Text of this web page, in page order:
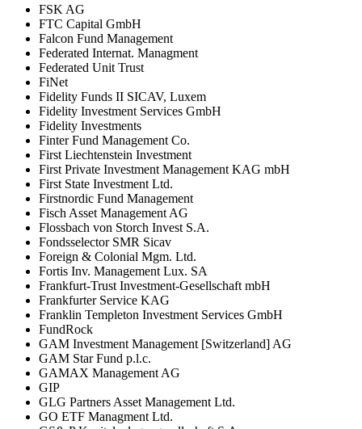
FSK AG
FTC Capital GmbH
Falcon Fund Management
Federated Internat. Managment
Federated Unit Trust
FiNet
Fidelity Funds II SICAV, Luxem
Fidelity Investment Services GmbH
Fidelity Investments
Finter Fund Management Co.
First Liechtenstein Investment
First Private Investment Management KAG mbH
First State Investment Ltd.
Firstnordic Fund Management
Fisch Asset Management AG
Flossbach von Storch Invest S.A.
Fondsselector SMR Sicav
Foreign & Colonial Mgm. Ltd.
Fortis Inv. Management Lux. SA
Frankfurt-Trust Investment-Gesellschaft mbH
Frankfurter Service KAG
Franklin Templeton Investment Services GmbH
FundRock
GAM Investment Management [Switzerland] AG
GAM Star Fund p.l.c.
GAMAX Management AG
GIP
GLG Partners Asset Management Ltd.
GO ETF Managment Ltd.